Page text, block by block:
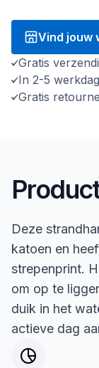
Vind jouw
Gratis
In 2-5
Gratis
Deze
katoen en
strepenprint.
om op te
duik in het
actieve dag